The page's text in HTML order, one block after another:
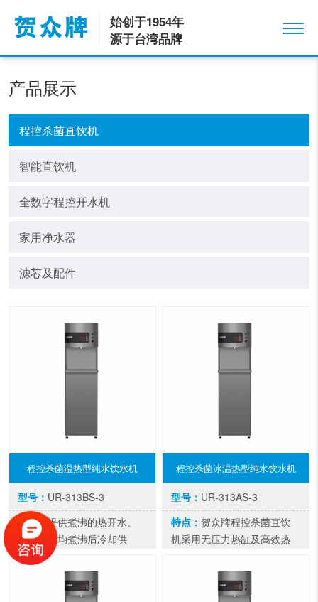
始创于1954年
源于台湾品牌
产品展示
程控杀菌直饮机
智能直饮机
全数字程控开水机
家用净水器
滤芯及配件
程控杀菌温热型纯水饮水机
型号： UR-313BS-3
特点：提供煮沸的热开水、
温开水、均煮沸后冷却供
应，步进式补水设计，分割
式设计开水与生水不混合。
程控杀菌冰温热型纯水饮水机
型号： UR-313AS-3
特点：贺众牌程控杀菌直饮
机采用无压力热缸及高效热
化并高温煮沸后供给，确保
您的饮水安心。